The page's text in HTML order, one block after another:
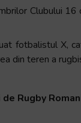
Clubului
fotbalistul X,
din teren a
Rugby